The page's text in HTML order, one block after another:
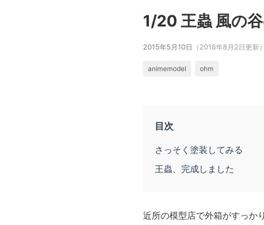
1/20 王蟲 風の
2015年5月10日 （2018年8月2日更新）
animemodel ohm
さっそく塗装してみる
王蟲、完成しました
近所の模型店で外箱がすっか